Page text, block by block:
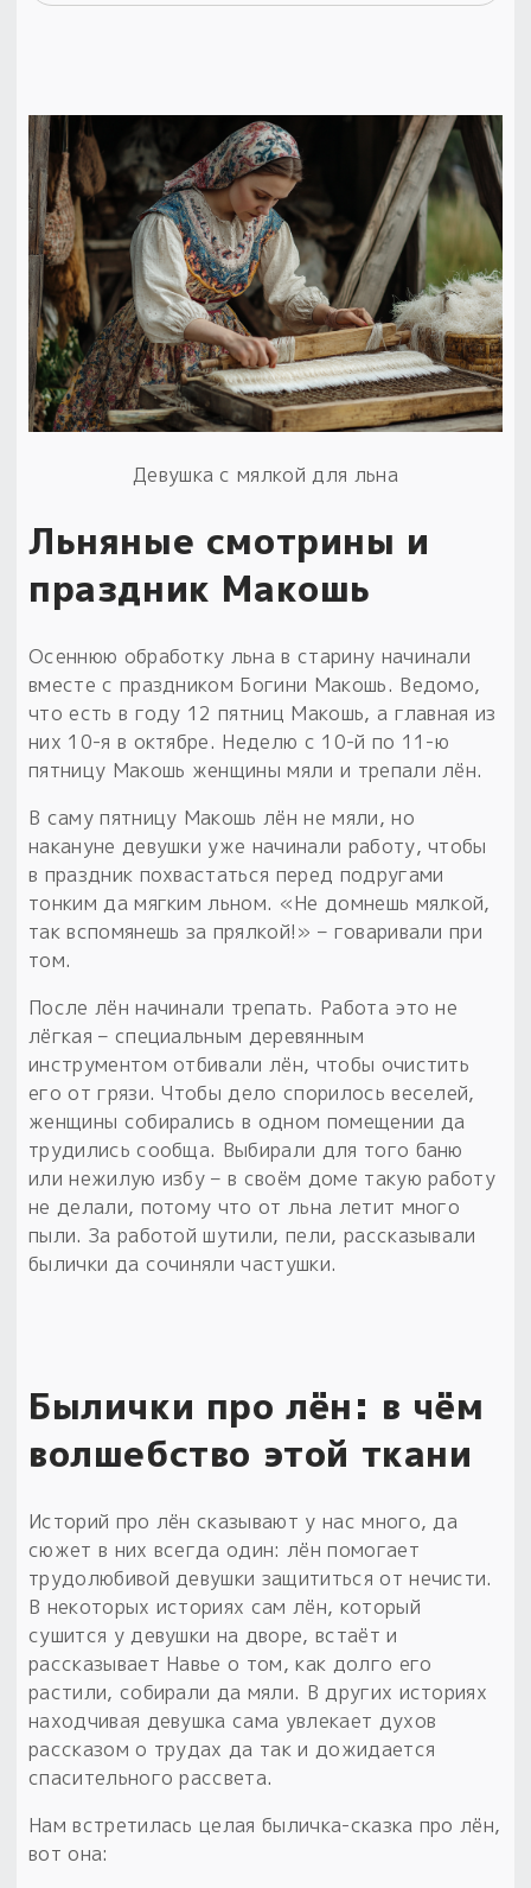
Девушка с мялкой для льна
Льняные смотрины и
праздник Макошь
Осеннюю обработку льна в старину начинали
вместе с праздником Богини Макошь. Ведомо,
что есть в году 12 пятниц Макошь, а главная из
них 10-я в октябре. Неделю с 10-й по 11-ю
пятницу Макошь женщины мяли и трепали лён.
В саму пятницу Макошь лён не мяли, но
накануне девушки уже начинали работу, чтобы
в праздник похвастаться перед подругами
тонким да мягким льном. «Не домнешь мялкой,
так вспомянешь за прялкой!» – говаривали при
том.
После лён начинали трепать. Работа это не
лёгкая – специальным деревянным
инструментом отбивали лён, чтобы очистить
его от грязи. Чтобы дело спорилось веселей,
женщины собирались в одном помещении да
трудились сообща. Выбирали для того баню
или нежилую избу – в своём доме такую работу
не делали, потому что от льна летит много
пыли. За работой шутили, пели, рассказывали
былички да сочиняли частушки.
Былички про лён: в чём
волшебство этой ткани
Историй про лён сказывают у нас много, да
сюжет в них всегда один: лён помогает
трудолюбивой девушки защититься от нечисти.
В некоторых историях сам лён, который
сушится у девушки на дворе, встаёт и
рассказывает Навье о том, как долго его
растили, собирали да мяли. В других историях
находчивая девушка сама увлекает духов
рассказом о трудах да так и дожидается
спасительного рассвета.
Нам встретилась целая быличка-сказка про лён,
вот она: